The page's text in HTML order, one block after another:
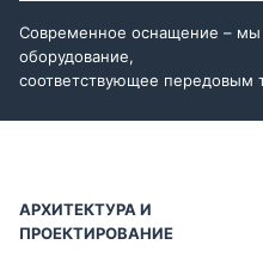
Современное оснащение – мы
оборудование,
соответствующее передовым
АРХИТЕКТУРА И
ПРОЕКТИРОВАНИЕ